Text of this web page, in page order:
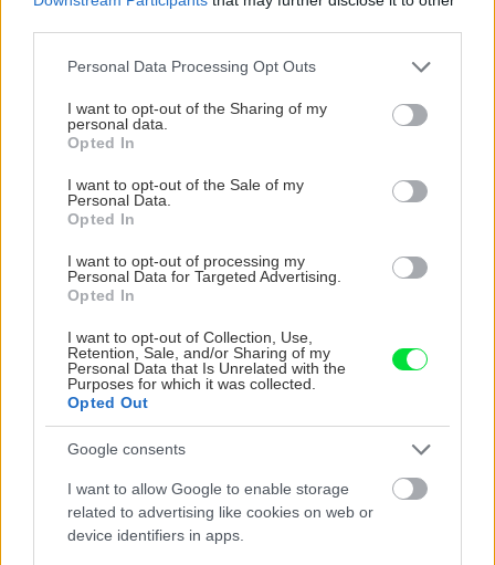
Please note that this website/app uses one or more Google
not limited to your visit or usage behaviour. You may click to
grant or deny consent to Google and its third-party tags to
use your data for below specified purposes in below Google
consent section.
Personal Data Processing Opt Outs
I want to opt-out of the Sharing of my
personal data.
Opted In
I want to opt-out of the Sale of my
Personal Data.
Opted In
I want to opt-out of processing my
Personal Data for Targeted Advertising.
Opted In
I want to opt-out of Collection, Use,
Retention, Sale, and/or Sharing of my
Personal Data that Is Unrelated with the
Purposes for which it was collected.
Opted Out
Google consents
I want to allow Google to enable storage
related to advertising like cookies on web or
device identifiers in apps.
Zdroj: Lukáš Urblík
Po zaschnutí lepidla steny očistím a znovu
napenetrujem.